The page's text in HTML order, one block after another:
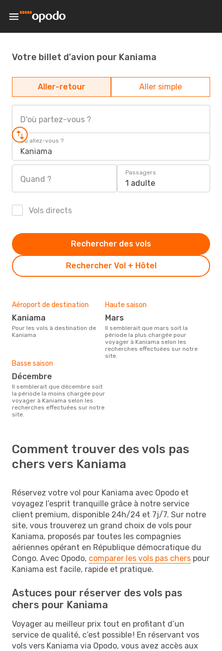
Votre billet d'avion pour Kaniama
Aller-retour Aller simple
D'où partez-vous ?
Où allez-vous ?
Kaniama
Quand ?
Passagers
1 adulte
Vols directs
Rechercher Vol + Hôtel
Rechercher des vols
Aéroport de destination
Kaniama
Pour les vols à destination de
Kaniama
Haute saison
mars
Il semblerait que mars soit la
période la plus chargée pour
voyager à Kaniama selon les
recherches effectuées sur notre
site.
Basse saison
décembre
Il semblerait que décembre soit
la période la moins chargée pour
voyager à Kaniama selon les
recherches effectuées sur notre
site.
Comment trouver des vols pas
chers vers Kaniama
Réservez votre vol pour Kaniama avec Opodo et
voyagez l’esprit tranquille grâce à notre service
client premium, disponible 24h/24 et 7j/7. Sur notre
site, vous trouverez un grand choix de vols pour
Kaniama, proposés par toutes les compagnies
aériennes opérant en République démocratique du
Congo. Avec Opodo, comparer les vols pas chers pour
Kaniama est facile, rapide et pratique.
Astuces pour réserver des vols pas
chers pour Kaniama
Voyager au meilleur prix tout en profitant d’un
service de qualité, c’est possible ! En réservant vos
vols vers Kaniama via Opodo, vous avez accès aux